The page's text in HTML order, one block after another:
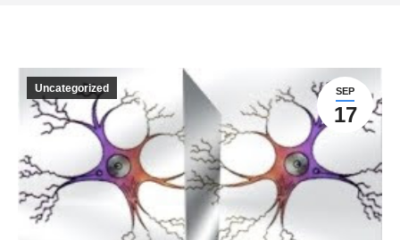
SEP
17
Uncategorized